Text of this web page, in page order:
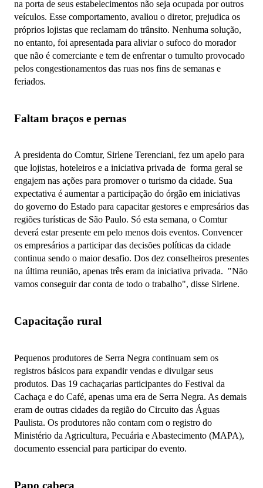
na porta de seus estabelecimentos não seja ocupada por outros
veículos. Esse comportamento, avaliou o diretor, prejudica os
próprios lojistas que reclamam do trânsito. Nenhuma solução,
no entanto, foi apresentada para aliviar o sufoco do morador
que não é comerciante e tem de enfrentar o tumulto provocado
pelos congestionamentos das ruas nos fins de semanas e
feriados.
Faltam braços e pernas
A presidenta do Comtur, Sirlene Terenciani, fez um apelo para
que lojistas, hoteleiros e a iniciativa privada de forma geral se
engajem nas ações para promover o turismo da cidade. Sua
expectativa é aumentar a participação do órgão em iniciativas
do governo do Estado para capacitar gestores e empresários das
regiões turísticas de São Paulo. Só esta semana, o Comtur
deverá estar presente em pelo menos dois eventos. Convencer
os empresários a participar das decisões políticas da cidade
continua sendo o maior desafio. Dos dez conselheiros presentes
na última reunião, apenas três eram da iniciativa privada. "Não
vamos conseguir dar conta de todo o trabalho", disse Sirlene.
Capacitação rural
Pequenos produtores de Serra Negra continuam sem os
registros básicos para expandir vendas e divulgar seus
produtos. Das 19 cachaçarias participantes do Festival da
Cachaça e do Café, apenas uma era de Serra Negra. As demais
eram de outras cidades da região do Circuito das Águas
Paulista. Os produtores não contam com o registro do
Ministério da Agricultura, Pecuária e Abastecimento (MAPA),
documento essencial para participar do evento.